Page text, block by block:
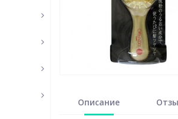
Описание